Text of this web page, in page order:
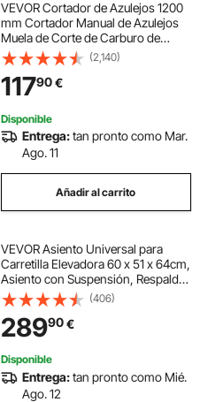
VEVOR Cortador de Azulejos 1200
mm Cortador Manual de Azulejos
Muela de Corte de Carburo de
Tungsteno Posicionamiento por
Infrarrojos Pies Antideslizantes
para Instaladores Profesionales
Principiantes
(2,140)
11790€
Disponible
Entrega:tan pronto como Mar.
Ago. 11
Añadir al carrito
VEVOR Asiento Universal para
Carretilla Elevadora 60 x 51 x 64cm,
Asiento con Suspensión, Respaldo
Ajustable, Reposabrazos y Cinturón
de Seguridad, Microinterruptor,
para Cortadora de Césped, Tractor
(406)
28990€
Disponible
Entrega:tan pronto como Mié.
Ago. 12